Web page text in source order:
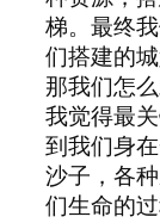
梯。最终
们搭建的
那我们怎
我觉得最
到我们身
沙子，各
们生命的